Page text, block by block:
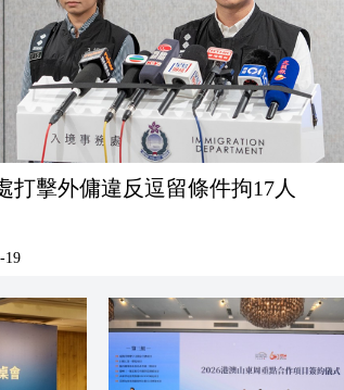
打擊外傭違反逗留條件拘17人
19